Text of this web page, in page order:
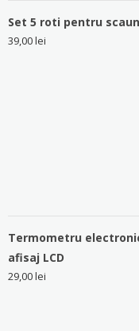
Set 5 roti pentru
39,00lei
Termometru
afisaj LCD
29,00lei